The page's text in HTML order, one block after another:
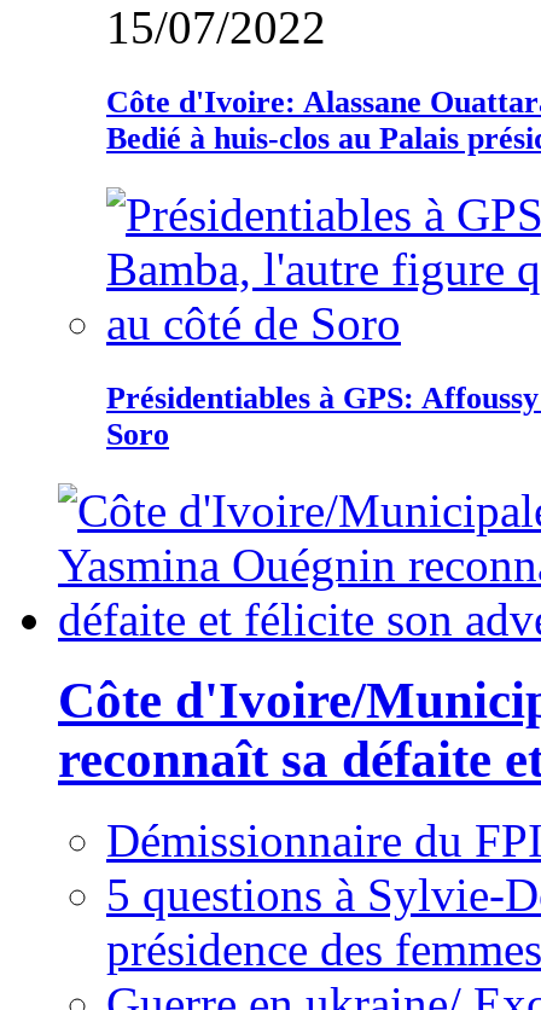
15/07/2022
Côte d'Ivoire: Alassane
Bedié à huis-clos au Palais
Présidentiables à GPS:
Soro
Côte d'Ivoire/
reconnaît sa défaite
Démissionnaire du
5 questions à Sylvie-
présidence des